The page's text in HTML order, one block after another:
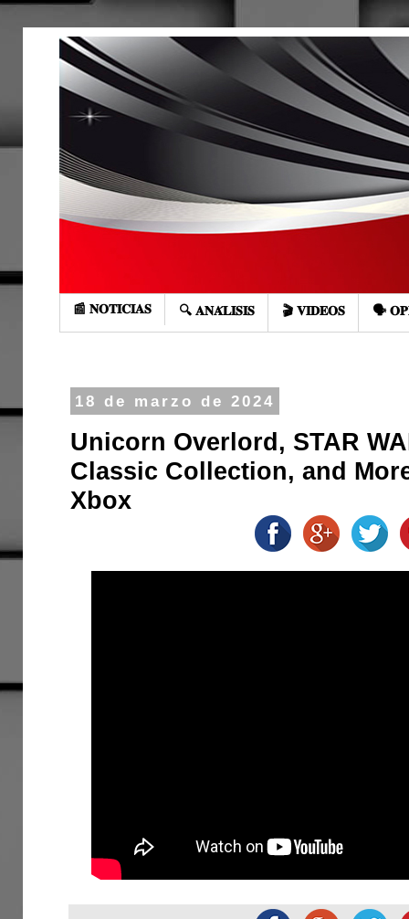
📰 𝐍𝐎𝐓𝐈𝐂𝐈𝐀𝐒 🔍 𝐀𝐍𝐀́𝐋𝐈𝐒𝐈𝐒 🎬 𝐕𝐈𝐃𝐄𝐎𝐒 🗣️
18 de marzo de 2024
Unicorn Overlord, STAR
Classic Collection, and
Xbox